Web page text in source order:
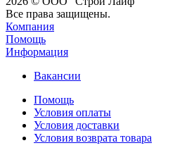
Все права защищены.
Компания
Помощь
Информация
Вакансии
Помощь
Условия оплаты
Условия доставки
Условия возврата товара